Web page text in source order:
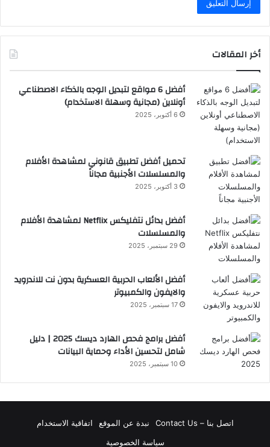
أخر المقالات
أفضل 6 مواقع لتبديل الوجه بالذكاء الاصطناعي
أونلاين (مجانية وسهلة الاستخدام)
6 أكتوبر، 2025
تحميل أفضل تطبيق قانوني لمشاهدة الأفلام
والمسلسلات الأجنبية مجاناً
3 أكتوبر، 2025
أفضل بدائل نتفليكس Netflix لمشاهدة الأفلام
والمسلسلات
29 سبتمبر، 2025
أفضل الألعاب الحربية العسكرية بدون نت للاندرويد
والايفون والكمبيوتر
17 سبتمبر، 2025
أفضل برامج فحص الهارد ديسك 2025 | دليل
شامل لتحسين الأداء وحماية البيانات
10 سبتمبر، 2025
اتصل بنا – Contact Us نبدة عن الموقع
اتفاقية الاستخدام
سياسة الخصوصية